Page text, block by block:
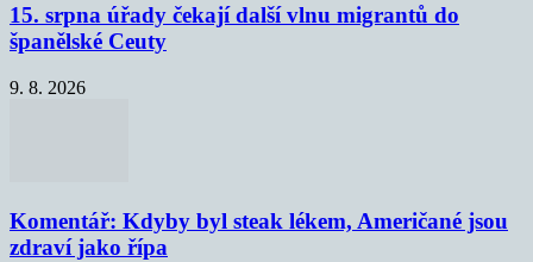
15. srpna úřady čekají další vlnu migrantů do
španělské Ceuty
9. 8. 2026
Komentář: Kdyby byl steak lékem, Američané jsou
zdraví jako řípa